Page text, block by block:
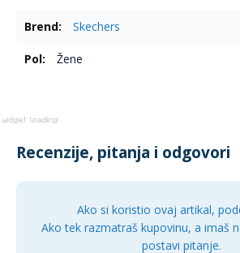
informacijaSkechers
Žene
Recenzije, pitanja i odgovori
Ako si koristio ovaj artikal,
Ako tek razmatraš kupovinu, a imaš
postavi pitanje.